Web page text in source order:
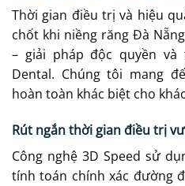
Thời gian điều trị và hiệu
chốt khi niềng răng Đà
– giải pháp độc quyền
Dental. Chúng tôi mang
hoàn toàn khác biệt cho
Rút ngắn thời gian điều trị
Công nghệ 3D Speed sử
tính toán chính xác đường